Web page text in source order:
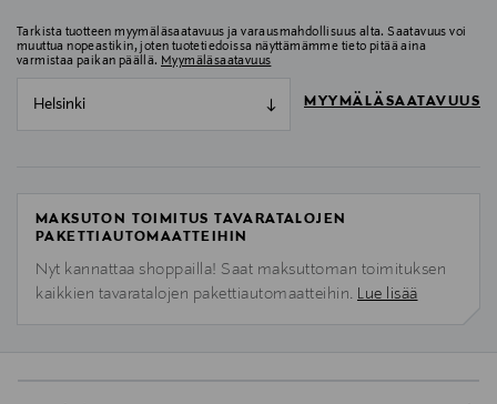
Tarkista tuotteen myymäläsaatavuus ja varausmahdollisuus alta. Saatavuus voi
muuttua nopeastikin, joten tuotetiedoissa näyttämämme tieto pitää aina
varmistaa paikan päällä. Myymäläsaatavuus
Helsinki MYYMÄLÄSAATAVUUS
MAKSUTON TOIMITUS TAVARATALOJEN
PAKETTIAUTOMAATTEIHIN
Nyt kannattaa shoppailla! Saat maksuttoman toimituksen
kaikkien tavaratalojen pakettiautomaatteihin. Lue lisää